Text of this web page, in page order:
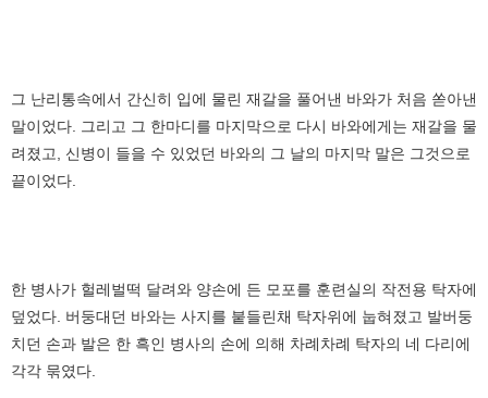
그 난리통속에서 간신히 입에 물린 재갈을 풀어낸 바와가 처음 쏟아낸
말이었다. 그리고 그 한마디를 마지막으로 다시 바와에게는 재갈을 물
려졌고, 신병이 들을 수 있었던 바와의 그 날의 마지막 말은 그것으로
끝이었다.
한 병사가 헐레벌떡 달려와 양손에 든 모포를 훈련실의 작전용 탁자에
덮었다. 버둥대던 바와는 사지를 붙들린채 탁자위에 눕혀졌고 발버둥
치던 손과 발은 한 흑인 병사의 손에 의해 차례차례 탁자의 네 다리에
각각 묶였다.